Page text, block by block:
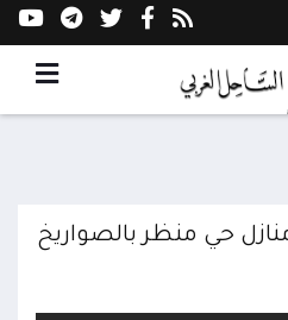
حي منظر بالصواريخ